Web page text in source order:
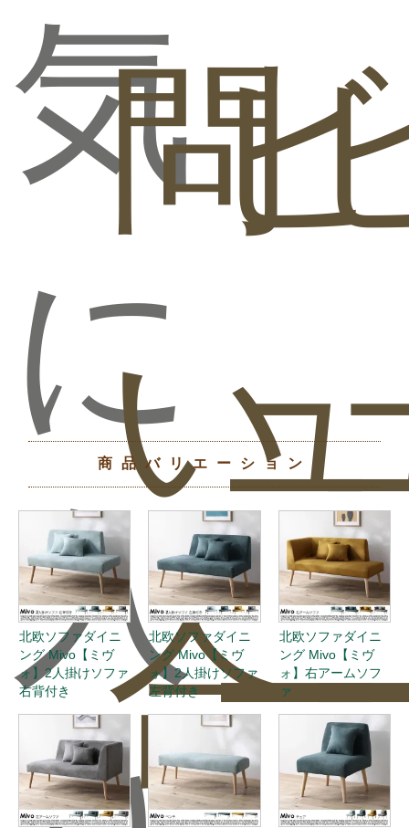
気
に
入
問
い
合
ビ
ュ
ー
商品バリエーション
北欧ソファダイニ
ング Mivo【ミヴ
ォ】2人掛けソファ
右背付き
北欧ソファダイニ
ング Mivo【ミヴ
ォ】2人掛けソファ
左背付き
北欧ソファダイニ
ング Mivo【ミヴ
ォ】右アームソフ
ァ